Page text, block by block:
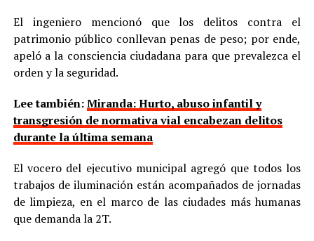
El ingeniero mencionó que los delitos contra el
patrimonio público conllevan penas de peso; por ende,
apeló a la consciencia ciudadana para que prevalezca el
orden y la seguridad.
Lee también:Miranda: Hurto, abuso infantil y
transgresión de normativa vial encabezan delitos
durante la última semana
El vocero del ejecutivo municipal agregó que todos los
trabajos de iluminación están acompañados de jornadas
de limpieza, en el marco de las ciudades más humanas
que demanda la 2T.